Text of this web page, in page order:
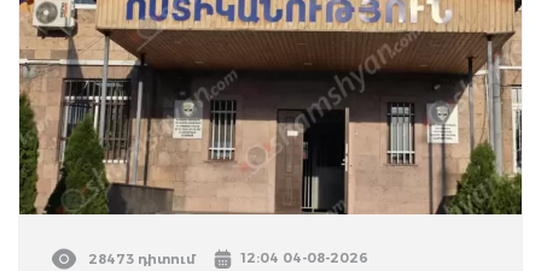
28473 դիտում 12:04 04-08-2026